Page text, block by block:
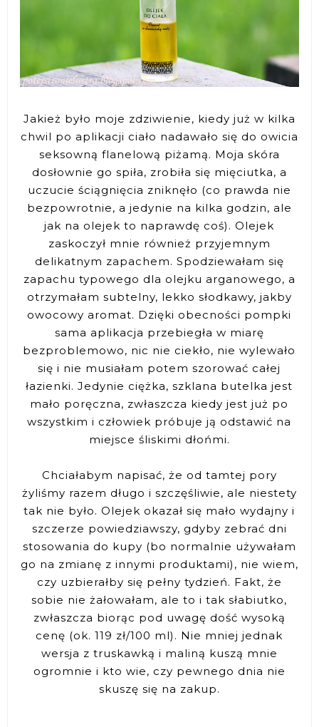
Jakież było moje zdziwienie, kiedy już w kilka
chwil po aplikacji ciało nadawało się do owicia
seksowną flanelową piżamą. Moja skóra
dosłownie go spiła, zrobiła się mięciutka, a
uczucie ściągnięcia zniknęło (co prawda nie
bezpowrotnie, a jedynie na kilka godzin, ale
jak na olejek to naprawdę coś). Olejek
zaskoczył mnie również przyjemnym
delikatnym zapachem. Spodziewałam się
zapachu typowego dla olejku arganowego, a
otrzymałam subtelny, lekko słodkawy, jakby
owocowy aromat. Dzięki obecności pompki
sama aplikacja przebiegła w miarę
bezproblemowo, nic nie ciekło, nie wylewało
się i nie musiałam potem szorować całej
łazienki. Jedynie ciężka, szklana butelka jest
mało poręczna, zwłaszcza kiedy jest już po
wszystkim i człowiek próbuje ją odstawić na
miejsce śliskimi dłońmi.
Chciałabym napisać, że od tamtej pory
żyliśmy razem długo i szczęśliwie, ale niestety
tak nie było. Olejek okazał się mało wydajny i
szczerze powiedziawszy, gdyby zebrać dni
stosowania do kupy (bo normalnie używałam
go na zmianę z innymi produktami), nie wiem,
czy uzbierałby się pełny tydzień. Fakt, że
sobie nie żałowałam, ale to i tak słabiutko,
zwłaszcza biorąc pod uwagę dość wysoką
cenę (ok. 119 zł/100 ml). Nie mniej jednak
wersja z truskawką i maliną kuszą mnie
ogromnie i kto wie, czy pewnego dnia nie
skuszę się na zakup.